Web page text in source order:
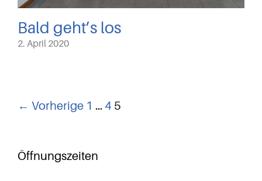
Bald geht’s los
2. April 2020
← Vorherige 1 …4 5
Öffnungszeiten